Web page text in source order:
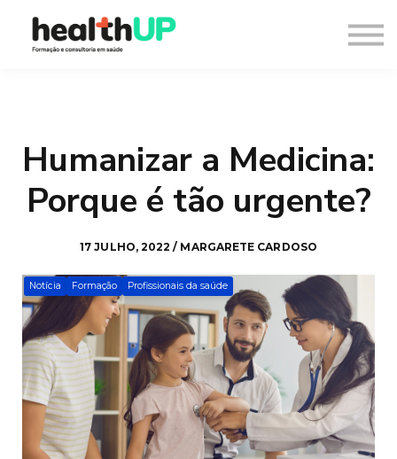
Blog
Registar
Humanizar a Medicina:
Porque é tão urgente?
17 JULHO, 2022 / MARGARETE CARDOSO
Notícia Formação Profissionais da saúde